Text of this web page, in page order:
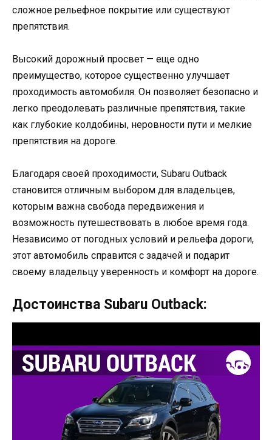
сложное рельефное покрытие или существуют
препятствия.
Высокий дорожный просвет — еще одно
преимущество, которое существенно улучшает
проходимость автомобиля. Он позволяет безопасно и
легко преодолевать различные препятствия, такие
как глубокие колдобины, неровности пути и мелкие
препятствия на дороге.
Благодаря своей проходимости, Subaru Outback
становится отличным выбором для владельцев,
которым важна свобода передвижения и
возможность путешествовать в любое время года.
Независимо от погодных условий и рельефа дороги,
этот автомобиль справится с задачей и подарит
своему владельцу уверенность и комфорт на дороге.
Достоинства Subaru Outback: